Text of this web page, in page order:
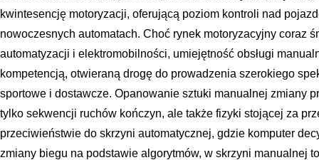
kwintesencję motoryzacji, oferującą poziom kontroli nad
nowoczesnych automatach. Choć rynek motoryzacyjny coraz
automatyzacji i elektromobilności, umiejętność obsługi
kompetencją, otwieraną drogę do prowadzenia szerokiego
sportowe i dostawcze. Opanowanie sztuki manualnej zmiany
tylko sekwencji ruchów kończyn, ale także fizyki stojącej za
przeciwieństwie do skrzyni automatycznej, gdzie komputer
zmiany biegu na podstawie algorytmów, w skrzyni manualnej